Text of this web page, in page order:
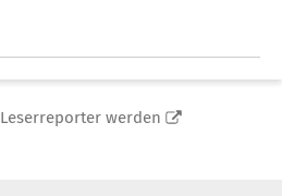
Leserreporter werden